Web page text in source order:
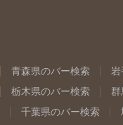
青森県のバー検索 岩
栃木県のバー検索
千葉県のバー検索